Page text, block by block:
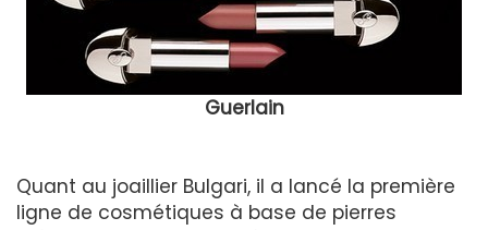
Guerlain
Quant au joaillier Bulgari, il a lancé la première
ligne de cosmétiques à base de pierres